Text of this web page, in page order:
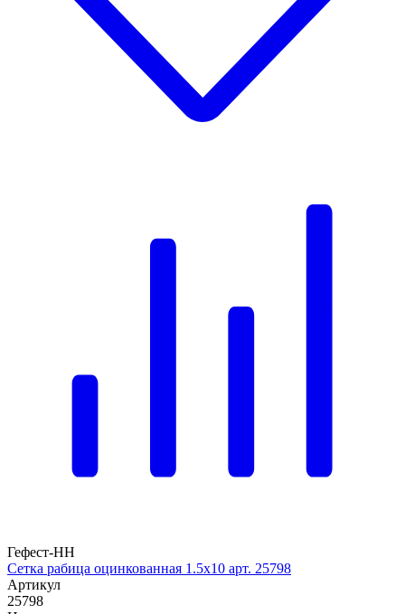
Гефест-НН
Сетка рабица оцинкованная 1.5х10 арт. 25798
Артикул
25798